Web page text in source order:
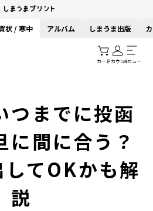
状 / 寒中 アルバム しまうま出版
カートアカウントメニュー
つまでに投函
に間に合う？
てOKかも解
説